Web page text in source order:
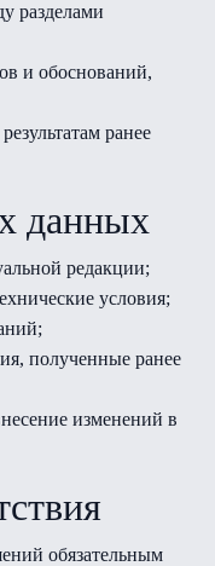
разделами
и обоснований,
ранее
данных
редакции;
условия;
полученные ранее
изменений в
обязательным